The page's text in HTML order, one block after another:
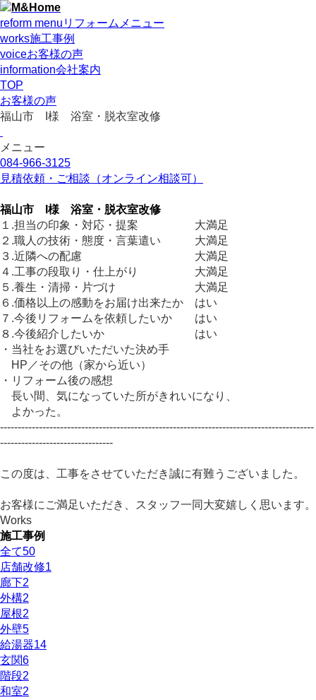
reform menu リフォームメニュー
works施工事例
voiceお客様の声
information会社案内
TOP
お客様の声
福山市 I様 浴室・脱衣室改修
メニュー
084-966-3125
見積依頼・ご相談 （オンライン相談可）
福山市 I様 浴室・脱衣室改修
１.担当の印象・対応・提案 大満足
２.職人の技術・態度・言葉遣い 大満足
３.近隣への配慮 大満足
４.工事の段取り・仕上がり 大満足
５.養生・清掃・片づけ 大満足
６.価格以上の感動をお届け出来たか はい
７.今後リフォームを依頼したいか はい
８.今後紹介したいか はい
・当社をお選びいただいた決め手
HP／その他（家から近い）
・リフォーム後の感想
長い間、気になっていた所がきれいになり、
よかった。
-----------------------------------------------------------------------------------------
--------------------------------
この度は、工事をさせていただき誠に有難うございました。
お客様にご満足いただき、スタッフ一同大変嬉しく思います。
Works
施工事例
全て50
店舗改修1
廊下2
外構2
屋根2
外壁5
給湯器14
玄関6
階段2
和室2